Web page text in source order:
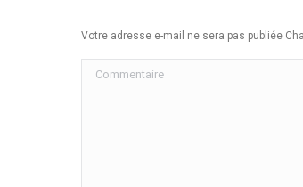
Votre adresse e-mail ne sera pas publiée
Commentaire